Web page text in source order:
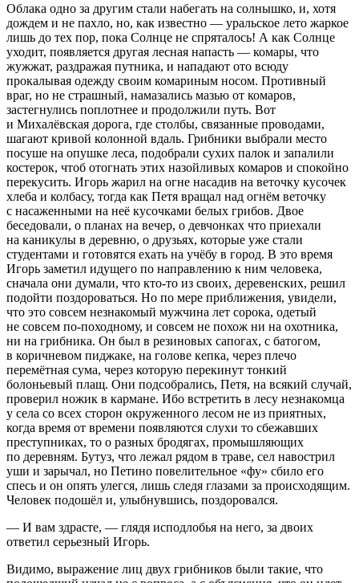
Облака одно за другим стали набегать на солнышко, и, хотя
дождем и не пахло, но, как известно — уральское лето жаркое
лишь до тех пор, пока Солнце не спряталось! А как Солнце
уходит, появляется другая лесная напасть — комары, что
жужжат, раздражая путника, и нападают ото всюду
прокалывая одежду своим комариным носом. Противный
враг, но не страшный, намазались мазью от комаров,
застегнулись поплотнее и продолжили путь. Вот
и Михалёвская дорога, где столбы, связанные проводами,
шагают кривой колонной вдаль. Грибники выбрали место
посуше на опушке леса, подобрали сухих палок и запалили
костерок, чтоб отогнать этих назойливых комаров и спокойно
перекусить. Игорь жарил на огне насадив на веточку кусочек
хлеба и колбасу, тогда как Петя вращал над огнём веточку
с насаженными на неё кусочками белых грибов. Двое
беседовали, о планах на вечер, о девчонках что приехали
на каникулы в деревню, о друзьях, которые уже стали
студентами и готовятся ехать на учёбу в город. В это время
Игорь заметил идущего по направлению к ним человека,
сначала они думали, что кто-то из своих, деревенских, решил
подойти поздороваться. Но по мере приближения, увидели,
что это совсем незнакомый мужчина лет сорока, одетый
не совсем по-походному, и совсем не похож ни на охотника,
ни на грибника. Он был в резиновых сапогах, с батогом,
в коричневом пиджаке, на голове кепка, через плечо
перемётная сума, через которую перекинут тонкий
болоньевый плащ. Они подсобрались, Петя, на всякий случай,
проверил ножик в кармане. Ибо встретить в лесу незнакомца
у села со всех сторон окруженного лесом не из приятных,
когда время от времени появляются слухи то сбежавших
преступниках, то о разных бродягах, промышляющих
по деревням. Бутуз, что лежал рядом в траве, сел навострил
уши и зарычал, но Петино повелительное «фу» сбило его
спесь и он опять улегся, лишь следя глазами за происходящим.
Человек подошёл и, улыбнувшись, поздоровался.
— И вам здрасте, — глядя исподлобья на него, за двоих
ответил серьезный Игорь.
Видимо, выражение лиц двух грибников были такие, что